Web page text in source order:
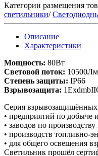
Категории размещения
светильники/
Описание
Характеристики
Мощность: 80Вт
Световой поток: 10500Лм
Степень защиты: IP66
Взрывозащита:
Серия взрывозащищённых
• предприятий по добыче
• заводов по
• производств топливно-
• для общего освещения
Светильник прошёл